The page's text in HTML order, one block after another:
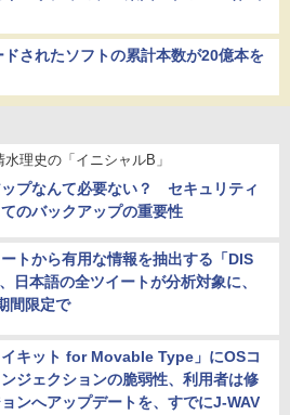
ドされたソフトの累計本数が20億本を
水理史の「イニシャルB」
プなんて必要ない？ セキュリティ
のバックアップの重要性
トから有用な情報を抽出する「DIS
日本語の全ツイートが分析対象に、
間限定で
イキット for Movable Type」にOSコ
ジェクションの脆弱性、利用者は修
ンへアップデートを、すでにJ-WAV